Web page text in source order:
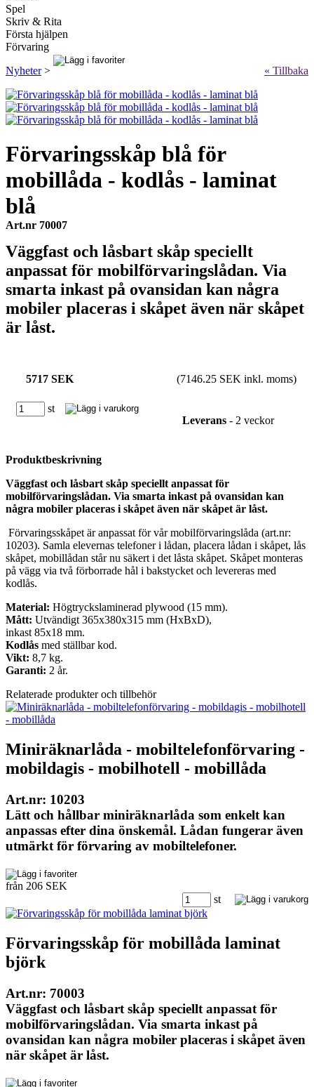
Spel
Skriv & Rita
Första hjälpen
Förvaring
Nyheter> « Tillbaka
Förvaringsskåp blå för
mobillåda - kodlås - laminat
blå
Art.nr 70007
Väggfast och låsbart skåp speciellt
anpassat för mobilförvaringslådan. Via
smarta inkast på ovansidan kan några
mobiler placeras i skåpet även när skåpet
är låst.
5717 SEK (7146.25 SEK inkl. moms)
st
Leverans - 2 veckor
Produktbeskrivning
Väggfast och låsbart skåp speciellt anpassat för
mobilförvaringslådan. Via smarta inkast på ovansidan kan
några mobiler placeras i skåpet även när skåpet är låst.
Förvaringsskåpet är anpassat för vår mobilförvaringslåda (art.nr:
10203). Samla elevernas telefoner i lådan, placera lådan i skåpet, lås
skåpet, mobillådan står nu säkert i det låsta skåpet. Skåpet monteras
på vägg via två förborrade hål i bakstycket och levereras med
kodlås.
Material: Högtryckslaminerad plywood (15 mm).
Mått: Utvändigt 365x380x315 mm (HxBxD),
inkast 85x18 mm.
Kodlås med ställbar kod.
Vikt: 8,7 kg.
Garanti: 2 år.
Relaterade produkter och tillbehör
Miniräknarlåda - mobiltelefonförvaring -
mobildagis - mobilhotell - mobillåda
Art.nr: 10203
Lätt och hållbar miniräknarlåda som enkelt kan
anpassas efter dina önskemål. Lådan fungerar även
utmärkt för förvaring av mobiltelefoner.
från 206 SEK
st
Förvaringsskåp för mobillåda laminat
björk
Art.nr: 70003
Väggfast och låsbart skåp speciellt anpassat för
mobilförvaringslådan. Via smarta inkast på
ovansidan kan några mobiler placeras i skåpet även
när skåpet är låst.